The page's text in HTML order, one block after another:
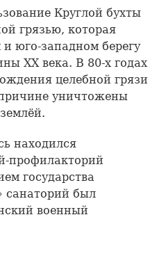
Круглой бухты
грязью, которая
юго-западном берегу
ХХ века. В 80-х годах
целебной грязи
уничтожены
находился
профилакторий
государства
санаторий был
военный